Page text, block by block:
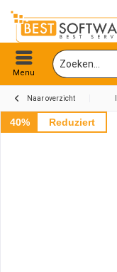
Menu
Naar overzicht
40% Reduziert